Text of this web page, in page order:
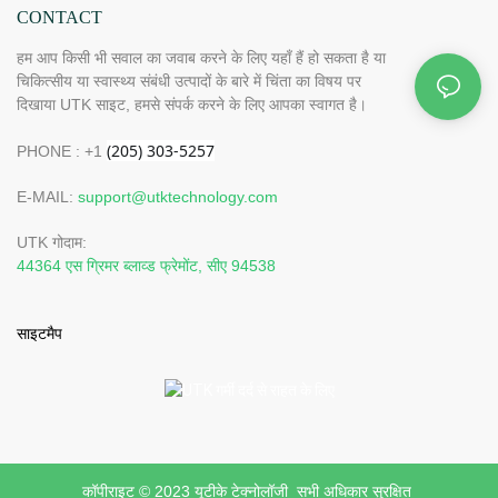
CONTACT
हम आप किसी भी सवाल का जवाब करने के लिए यहाँ हैं हो सकता है या
चिकित्सीय या स्वास्थ्य संबंधी उत्पादों के बारे में चिंता का विषय पर
दिखाया UTK साइट, हमसे संपर्क करने के लिए आपका स्वागत है।
PHONE : +1
E-MAIL: support@utktechnology.com
UTK गोदाम:
44364 एस ग्रिमर ब्लाव्ड फ्रेमोंट, सीए 94538
साइटमैप
कॉपीराइट © 2023 यूटीके टेक्नोलॉजी सभी अधिकार सुरक्षित